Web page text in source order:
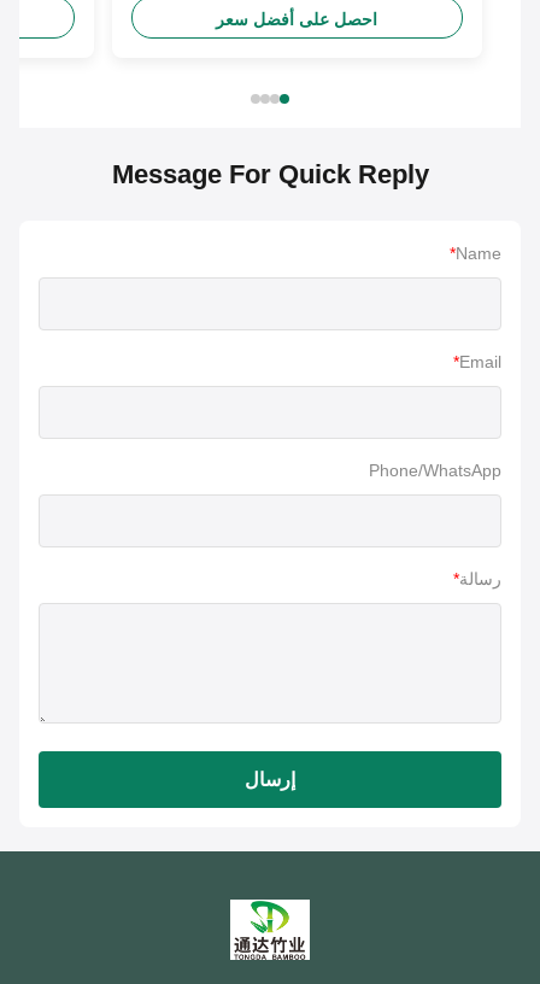
احصل على أفضل سعر
Message For Quick Reply
Name
*
Email
*
Phone/WhatsApp
رسالة
إرسال